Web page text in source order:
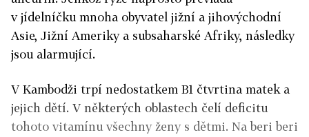
v jídelníčku mnoha obyvatel jižní a jihovýchodní
Asie, Jižní Ameriky a subsaharské Afriky, následky
jsou alarmující.
V Kambodži trpí nedostatkem B1 čtvrtina matek a
jejich dětí. V některých oblastech čelí deficitu
tohoto vitamínu všechny ženy s dětmi. Na beri beri